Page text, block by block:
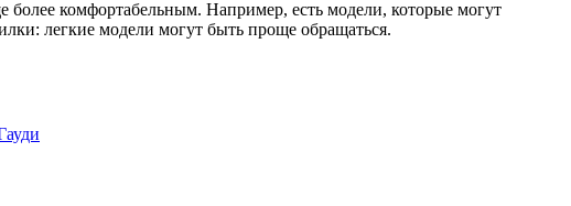
комфортабельным. Например, есть модели, которые могут
легкие модели могут быть проще обращаться.